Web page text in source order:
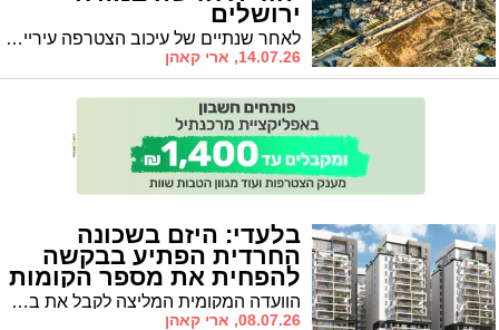
ירושלים
לאחר שנתיים של עיכוב הצטרפה עיריית ירושלים כיזמית לתוכנית • בארגוני השמאל תוקפים
14.07.26, ארי קאהן
בלעדי: היזם בשכונה
החרדית הפתיע בבקשה
להפחית את מספר הקומות
הוועדה המקומית המליצה לקבל את בקשת היזמים • החברות הודיעו: "ניתן לשמור על רווחיות גם בבנייה נמוכה יותר" • בפנים: הסיבה לדרישה המפתיעה
08.07.26, ארי קאהן